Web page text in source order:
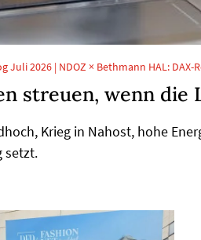
Juli 2026 | NDOZ × Bethmann HAL:
streuen, wenn die
Krieg in Nahost, hohe
setzt.